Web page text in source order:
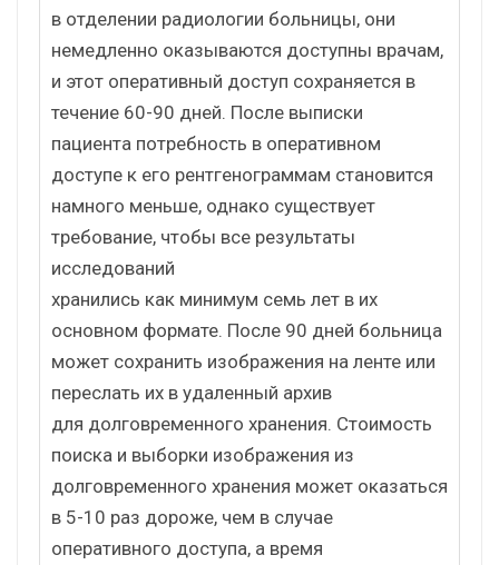
в отделении радиологии больницы, они
немедленно оказываются доступны врачам,
и этот оперативный доступ сохраняется в
течение 60-90 дней. После выписки
пациента потребность в оперативном
доступе к его рентгенограммам становится
намного меньше, однако существует
требование, чтобы все результаты
исследований
хранились как минимум семь лет в их
основном формате. После 90 дней больница
может сохранить изображения на ленте или
переслать их в удаленный архив
для долговременного хранения. Стоимость
поиска и выборки изображения из
долговременного хранения может оказаться
в 5-10 раз дороже, чем в случае
оперативного доступа, а время